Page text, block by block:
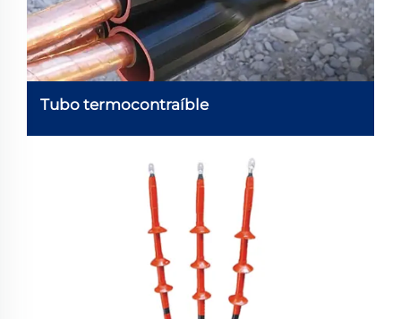
Tubo termocontraíble